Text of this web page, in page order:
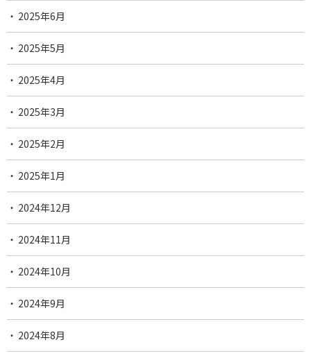
2025年6月
2025年5月
2025年4月
2025年3月
2025年2月
2025年1月
2024年12月
2024年11月
2024年10月
2024年9月
2024年8月